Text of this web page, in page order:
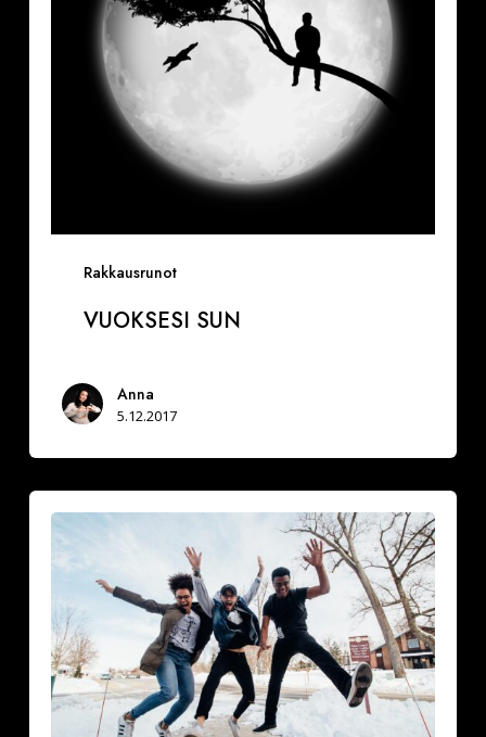
Rakkausrunot
VUOKSESI SUN
Anna
5.12.2017
hidastaa